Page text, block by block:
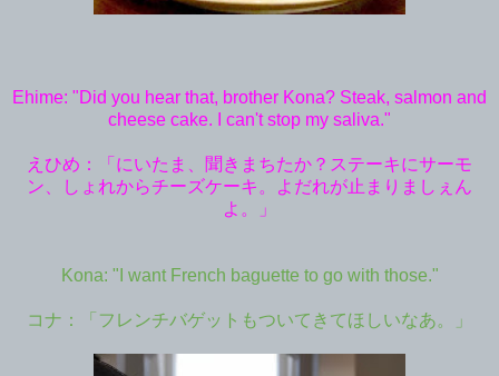
Ehime: "Did you hear that, brother Kona? Steak, salmon and
cheese cake. I can't stop my saliva."
えひめ：「にいたま、聞きまちたか？ステーキにサーモ
ン、しょれからチーズケーキ。よだれが止まりましぇん
よ。」
Kona: "I want French baguette to go with those."
コナ：「フレンチバゲットもついてきてほしいなあ。」